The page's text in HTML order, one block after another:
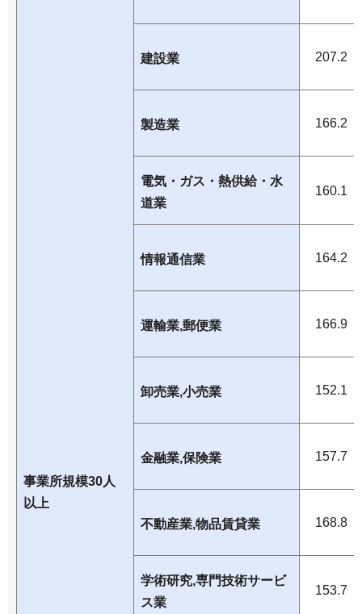
事業所規模30人
以上
建設業 207.2
製造業 166.2
電気・ガス・熱供給・水
道業
160.1
情報通信業 164.2
運輸業,郵便業 166.9
卸売業,小売業 152.1
金融業,保険業 157.7
不動産業,物品賃貸業 168.8
学術研究,専門技術サービ
ス業
153.7